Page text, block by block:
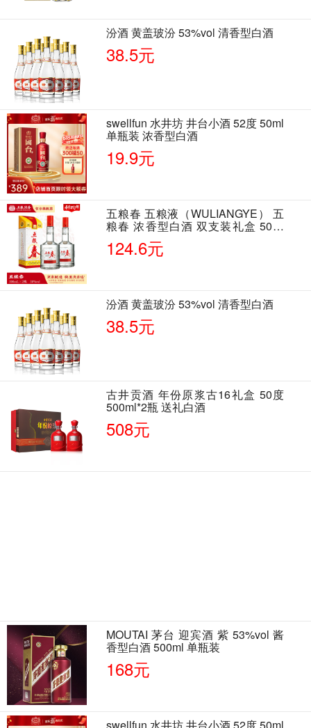
汾酒 黄盖玻汾 53%vol 清香型白酒
38.5元
swellfun 水井坊 井台小酒 52度 50ml
单瓶装 浓香型白酒
19.9元
五粮春 五粮液（WULIANGYE） 五
粮春 浓香型白酒 双支装礼盒 50度
500ml*2瓶 含酒具
124.6元
汾酒 黄盖玻汾 53%vol 清香型白酒
38.5元
古井贡酒 年份原浆古16礼盒 50度
500ml*2瓶 送礼白酒
508元
MOUTAI 茅台 迎宾酒 紫 53%vol 酱
香型白酒 500ml 单瓶装
168元